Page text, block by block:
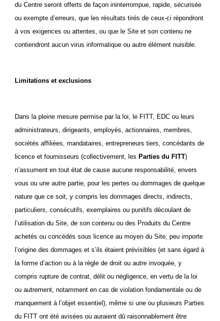
du Centre seront offerts de façon ininterrompue, rapide, sécurisée
ou exempte d’erreurs, que les résultats tirés de ceux-ci répondront
à vos exigences ou attentes, ou que le Site et son contenu ne
contiendront aucun virus informatique ou autre élément nuisible.
Limitations et exclusions
Dans la pleine mesure permise par la loi, le FITT, EDC ou leurs
administrateurs, dirigeants, employés, actionnaires, membres,
sociétés affiliées, mandataires, entrepreneurs tiers, concédants de
licence et fournisseurs (collectivement, les Parties du FITT)
n’assument en tout état de cause aucune responsabilité, envers
vous ou une autre partie, pour les pertes ou dommages de quelque
nature que ce soit, y compris les dommages directs, indirects,
particuliers, consécutifs, exemplaires ou punitifs découlant de
l’utilisation du Site, de son contenu ou des Produits du Centre
achetés ou concédés sous licence au moyen du Site, peu importe
l’origine des dommages et s’ils étaient prévisibles (et sans égard à
la forme d’action ou à la règle de droit ou autre invoquée, y
compris rupture de contrat, délit ou négligence, en vertu de la loi
ou autrement, notamment en cas de violation fondamentale ou de
manquement à l’objet essentiel), même si une ou plusieurs Parties
du FITT ont été avisées ou auraient dû raisonnablement être